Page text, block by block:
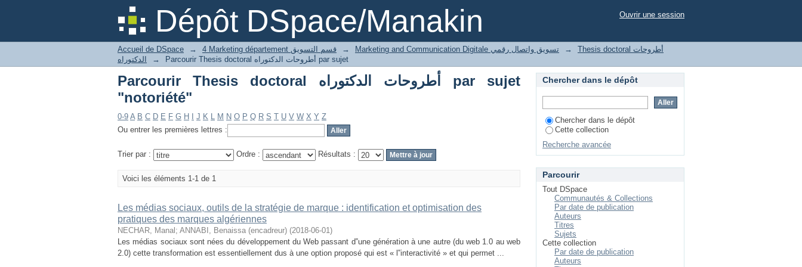
Dépôt DSpace/ManakinParcourir Thesis doctoral أطروحات الدكتوراه par sujet "notoriété" Ouvrir une session
Accueil de DSpace → 4 Marketing département قسم التسويق → Marketing and Communication Digitale تسويق واتصال رقمي →
Thesis doctoral أطروحات
الدكتوراه
→ Parcourir Thesis doctoral أطروحات الدكتوراه par sujet
Parcourir Thesis doctoral أطروحات الدكتوراه par sujet
"notoriété"
0-9 A B C D E F G H J K L M N O P Q R S T U V W X Y Z
Ou entrer les premières lettres :
Trier par : Ordre : Résultats :
Voici les éléments 1-1 de 1
Les médias sociaux, outils de la stratégie de marque : identification et optimisation des
pratiques des marques algériennes
NECHAR, Manal ; ANNABI, Benaissa (encadreur) (2018-06-01)
Les médias sociaux sont nées du développement du Web passant d‟une génération à une autre (du web 1.0 au web
2.0) cette transformation est essentiellement dus à une option proposé qui est « l‟interactivité » et qui permet ...
Chercher dans le dépôt
Chercher dans le dépôt
Cette collection
Recherche avancée
Parcourir
Tout DSpace
Communautés & Collections
Par date de publication
Auteurs
Titres
Sujets
Cette collection
Par date de publication
Auteurs